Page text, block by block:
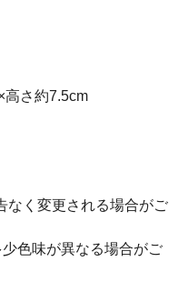
高さ約7.5cm
なく変更される場合がご
色味が異なる場合がご